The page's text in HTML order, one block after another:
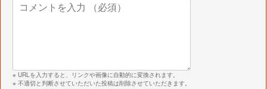
※ URLを入力すると、リンクや画像に自動的に変換されます。
※ 不適切と判断させていただいた投稿は削除させていただきます。